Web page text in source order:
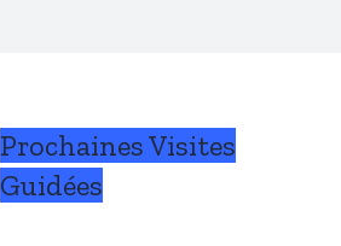
Prochaines Visites
Guidées